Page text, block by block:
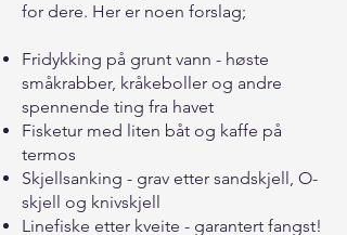
for dere. Her er noen forslag;
Fridykking på grunt vann - høste
småkrabber, kråkeboller og andre
spennende ting fra havet
Fisketur med liten båt og kaffe på
termos
Skjellsanking - grav etter sandskjell, O-
skjell og knivskjell
Linefiske etter kveite - garantert fangst!